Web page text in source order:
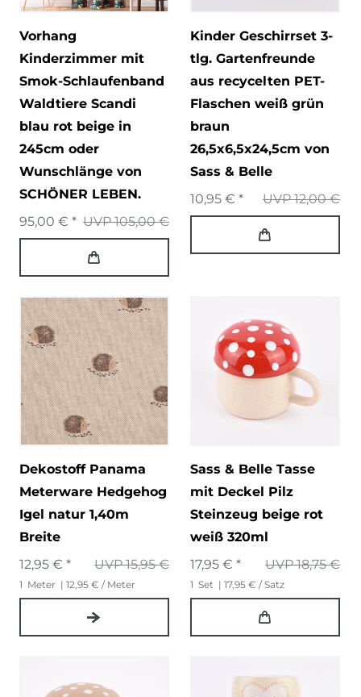
Vorhang
Kinderzimmer mit
Smok-Schlaufenband
Waldtiere Scandi
blau rot beige in
245cm oder
Wunschlänge von
SCHÖNER LEBEN.
UVP 105,00 €
95,00 € *
Kinder Geschirrset 3-
tlg. Gartenfreunde
aus recycelten PET-
Flaschen weiß grün
braun
26,5x6,5x24,5cm von
Sass & Belle
UVP 12,00 €
10,95 € *
Dekostoff Panama
Meterware Hedgehog
Igel natur 1,40m
Breite
UVP 15,95 €
12,95 € *
1 Meter | 12,95 € / Meter
Sass & Belle Tasse
mit Deckel Pilz
Steinzeug beige rot
weiß 320ml
UVP 18,75 €
17,95 € *
1 Set | 17,95 € / Satz